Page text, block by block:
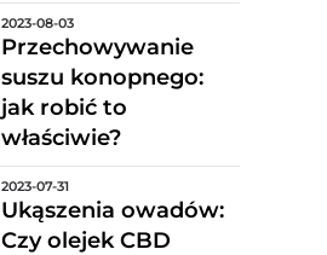
2023-08-03
Przechowywanie
suszu konopnego:
jak robić to
właściwie?
2023-07-31
Ukąszenia owadów:
Czy olejek CBD